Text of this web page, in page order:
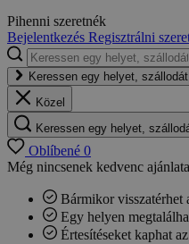
Pihenni szeretnék
Bejelentkezés Regisztrálni
Keressen egy helyet,
Közel
Keressen egy helyet,
Oblíbené 0
Még nincsenek kedvenc
Bármikor visszatérhet
Egy helyen
Értesítéseket kaphat